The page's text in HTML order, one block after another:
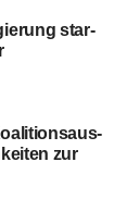
star­
zur